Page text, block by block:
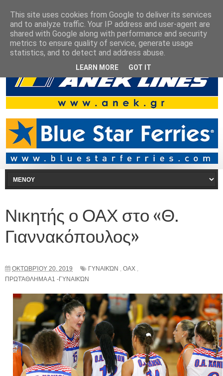
Νικητής ο ΟΑΧ στο «Θ.
Γιαννακόπουλος»
ΟΚΤΩΒΡΊΟΥ 20, 2019 ΓΥΝΑΙΚΏΝ , ΟΑΧ ,
ΠΡΩΤΆΘΛΗΜΑ Α1 -ΓΥΝΑΙΚΏΝ
This site uses cookies from Google to deliver its services
and to analyze traffic. Your IP address and user-agent are
shared with Google along with performance and security
metrics to ensure quality of service, generate usage
statistics, and to detect and address abuse.
LEARN MORE GOT IT